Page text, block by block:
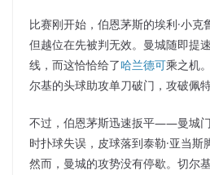
比赛刚开始，伯恩茅斯的埃利·小克
但越位在先被判无效。曼城随即提
线，而这恰恰给了哈兰德可乘之机
尔基的头球助攻单刀破门，攻破佩
不过，伯恩茅斯迅速扳平——曼城
时扑球失误，皮球落到泰勒·亚当斯
然而，曼城的攻势没有停歇。切尔